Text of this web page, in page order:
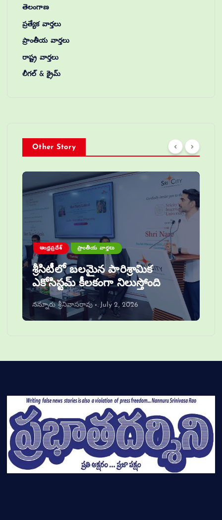
తెలంగాణ
ప్రత్యేక వార్తలు
ప్రాంతీయ వార్తలు
రాష్ట్ర వార్తలు
లీగల్ & క్రైమ్
Other Story
ఆంధ్రప్రదేశ్ ప్రాంతీయ వార్తలు
శ్రీసిటీలో బలమైన పారిశ్రామిక
ఎకోసిస్టమ్ కీలకంగా నిలుస్తోంది
నన్నూరు శ్రీనివాసరావు July 2, 2026